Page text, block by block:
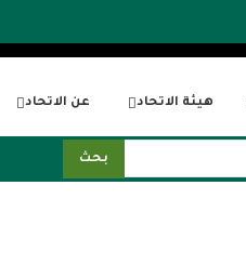
عن الاتحاد هيئة الاتحاد
بحث